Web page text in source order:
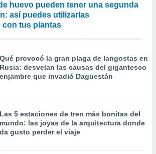
huevo pueden tener una segunda
así puedes utilizarlas
con tus plantas
Qué provocó la gran plaga de langostas en
Rusia: desvelan las causas del gigantesco
enjambre que invadió Daguestán
Las 5 estaciones de tren más bonitas del
mundo: las joyas de la arquitectura donde
da gusto perder el viaje